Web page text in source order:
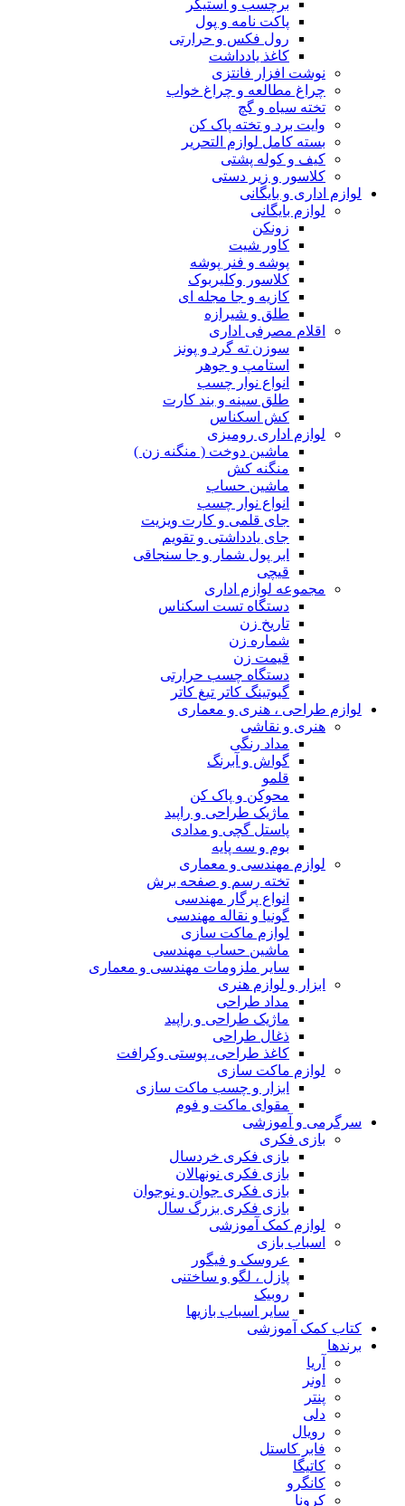
برچسب و استیکر
پاکت نامه و پول
رول فکس و حرارتی
کاغذ یادداشت
نوشت افزار فانتزی
چراغ مطالعه و چراغ خواب
تخته سیاه و گچ
وایت برد و تخته پاک کن
بسته کامل لوازم التحریر
کیف و کوله پشتی
کلاسور و زیر دستی
لوازم اداری و بایگانی
لوازم بایگانی
زونکن
کاور شیت
پوشه و فنر پوشه
کلاسور وکلیربوک
کازیه و جا مجله ای
طلق و شیرازه
اقلام مصرفی اداری
سوزن ته گرد و پونز
استامپ و جوهر
انواع نوار چسب
طلق سینه و بند کارت
کش اسکناس
لوازم اداری رومیزی
ماشین دوخت ( منگنه زن )
منگنه کش
ماشین حساب
انواع نوار چسب
جای قلمی و کارت ویزیت
جای یادداشتی و تقویم
ابر پول شمار و جا سنجاقی
قیچی
مجموعه لوازم اداری
دستگاه تست اسکناس
تاریخ زن
شماره زن
قیمت زن
دستگاه چسب حرارتی
گیوتینگ کاتر تیغ کاتر
لوازم طراحی ، هنری و معماری
هنری و نقاشی
مداد رنگی
گواش و آبرنگ
قلمو
محوکن و پاک کن
ماژیک طراحی و راپید
پاستل گچی و مدادی
بوم و سه پایه
لوازم مهندسی و معماری
تخته رسم و صفحه برش
انواع پرگار مهندسی
گونیا و نقاله مهندسی
لوازم ماکت سازی
ماشین حساب مهندسی
سایر ملزومات مهندسی و معماری
ابزار و لوازم هنری
مداد طراحی
ماژیک طراحی و راپید
ذغال طراحی
کاغذ طراحی، پوستی وکرافت
لوازم ماکت سازی
ابزار و چسب ماکت سازی
مقوای ماکت و فوم
سرگرمی و آموزشی
بازی فکری
بازی فکری خردسال
بازی فکری نونهالان
بازی فکری جوان و نوجوان
بازی فکری بزرگ سال
لوازم کمک آموزشی
اسباب بازی
عروسک و فیگور
پازل ، لگو و ساختنی
روبیک
سایر اسباب بازیها
کتاب کمک آموزشی
برندها
آریا
اونر
پنتر
دلی
رویال
فابر کاستل
کاتیگا
کانگرو
کرونا